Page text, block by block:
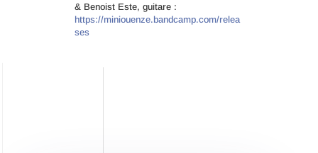
& Benoist Este, guitare :
https://miniouenze.bandcamp.com/relea
ses